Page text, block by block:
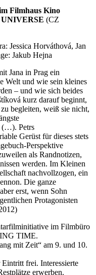
Filmhaus Kino
(CZ
Jessica Horváthová, Jan
Jakub Hejna
Jana in Prag ein
Welt und wie sein kleines
– und wie sich beides
kurz darauf beginnt,
begleiten, weiß sie nicht,
(…). Petrs
Gerüst für dieses stets
Perspektive
als Randnotizen,
werden. Im Kleinen
nachvollzogen, ein
Die ganze
erst, wenn Sohn
Protagonisten
im Filmbüro
TIME.
mit Zeit“ am 9. und 10.
frei. Interessierte
erwerben.